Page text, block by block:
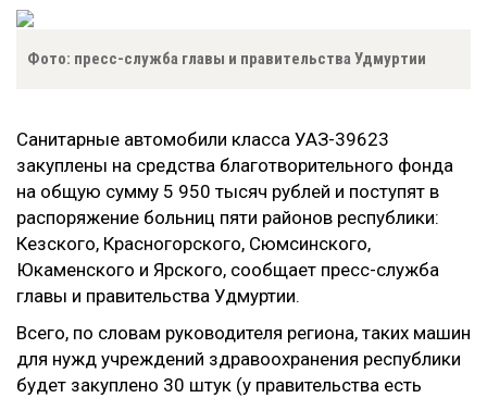
Фото: пресс-служба главы и правительства Удмуртии
Санитарные автомобили класса УАЗ-39623
закуплены на средства благотворительного фонда
на общую сумму 5 950 тысяч рублей и поступят в
распоряжение больниц пяти районов республики:
Кезского, Красногорского, Сюмсинского,
Юкаменского и Ярского, сообщает пресс-служба
главы и правительства Удмуртии.
Всего, по словам руководителя региона, таких машин
для нужд учреждений здравоохранения республики
будет закуплено 30 штук (у правительства есть